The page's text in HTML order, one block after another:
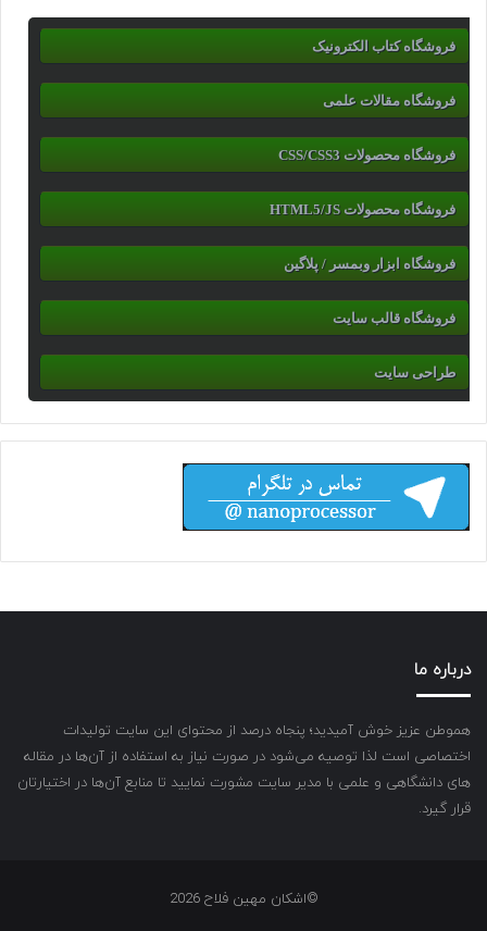
فروشگاه کتاب الکترونیک
فروشگاه مقالات علمی
فروشگاه محصولات CSS/CSS3
فروشگاه محصولات HTML5/JS
فروشگاه ابزار وبمسر / پلاگین
فروشگاه قالب سایت
طراحی سایت
درباره ما
هموطن عزیز خوش آمیدید؛ پنجاه درصد از محتوای این سایت تولیدات
اختصاصی است لذا توصیه می‌شود در صورت نیاز به استفاده از آن‌ها در مقاله
های دانشگاهی و علمی با مدیر سایت مشورت نمایید تا منابع آن‌ها در اختیارتان
قرار گیرد.
©اشکان مهین فلاح 2026